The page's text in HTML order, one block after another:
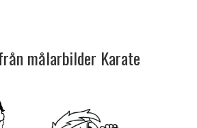
målarbilder Karate